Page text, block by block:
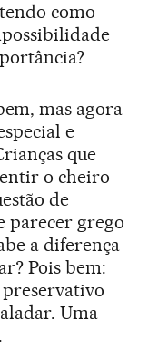
como
mas agora
e
que
o cheiro
de
parecer grego
a diferença
Pois bem:
Uma